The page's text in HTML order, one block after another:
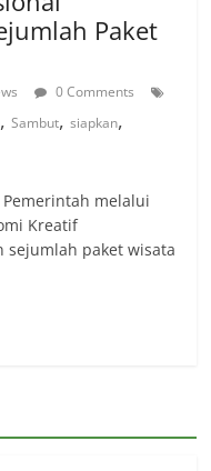
Paket
0 Comments
,Sambut,siapkan,
Pemerintah melalui
Kreatif
sejumlah paket wisata
BARAT
UNTUK